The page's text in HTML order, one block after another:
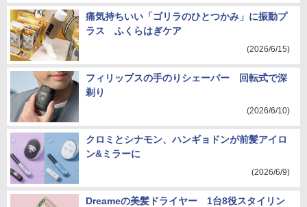
痛気持ちいい「ゴリラのひとつかみ」に振動プ
ラス ふくらはぎケア
(2026/6/15)
フィリップスの手のりシェーバー 回転式で深
剃り
(2026/6/10)
クロミとシナモン、ハンギョドンが前髪アイロ
ン&ミラーに
(2026/6/9)
Dreameの美髪ドライヤー 1台8役スタイリン